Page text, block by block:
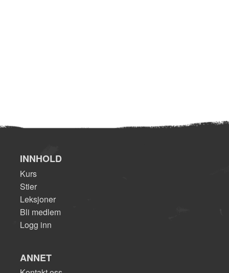
INNHOLD
Kurs
Stier
Leksjoner
Bli medlem
Logg inn
ANNET